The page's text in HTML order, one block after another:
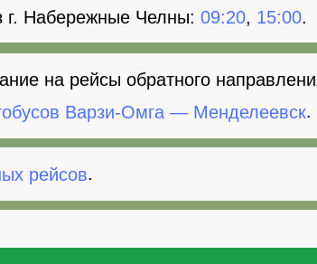
г. Набережные Челны: 09:20 15:00
на рейсы обратного
Варзи-Омга — Менделеевск.
рейсов.